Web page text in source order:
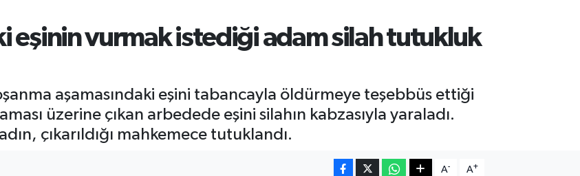
eşinin vurmak istediği adam silah tutukluk
aşamasındaki eşini tabancayla öldürmeye teşebbüs ettiği
üzerine çıkan arbedede eşini silahın kabzasıyla yaraladı.
çıkarıldığı mahkemece tutuklandı.
A- A+